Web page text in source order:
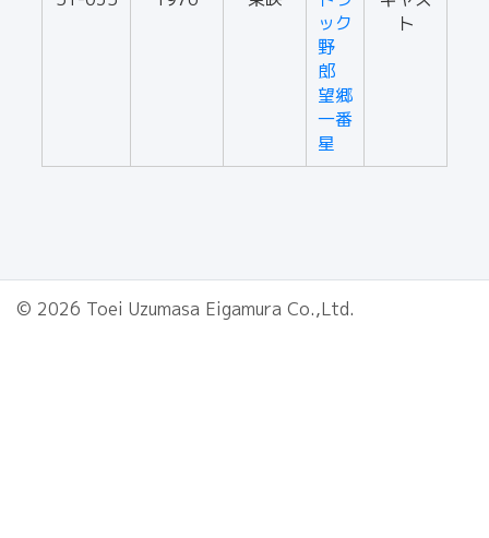
ック
野
郎
望郷
一番
星
ト
© 2026 Toei Uzumasa Eigamura Co.,Ltd.